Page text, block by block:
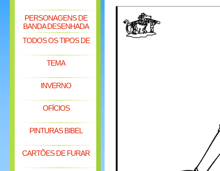
PERSONAGENS DE
BANDA DESENHADA
TODOS OS TIPOS DE
TEMA
INVERNO
OFÍCIOS
PINTURAS BIBEL
CARTÕES DE FURAR